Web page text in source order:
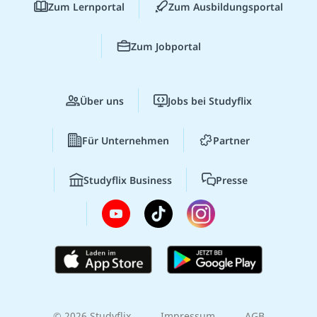
Zum Lernportal Zum Ausbildungsportal
Zum Jobportal
Über uns Jobs bei Studyflix
Für Unternehmen Partner
Studyflix Business Presse